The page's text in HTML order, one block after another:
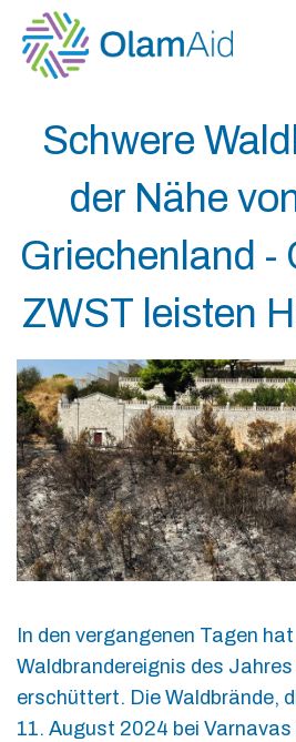
Schwere
der Nähe
Griechenland -
ZWST leisten
In den vergangenen Tagen
Waldbrandereignis des
erschüttert. Die Waldbrände,
11. August 2024 bei